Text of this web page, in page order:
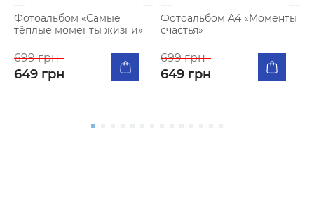
Фотоальбом «Самые
тёплые моменты жизни»
699 грн
649 грн
Фотоальбом А4 «Моменты
счастья»
699 грн
649 грн